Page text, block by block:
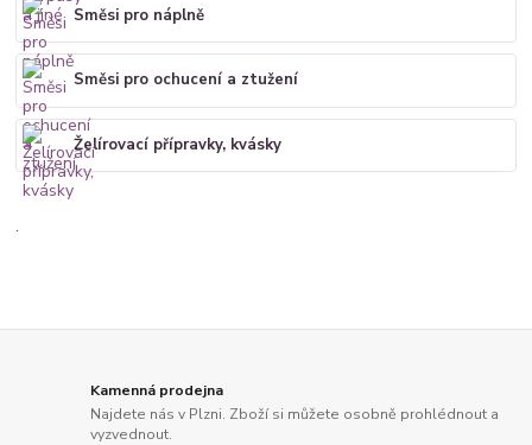
Směsi pro náplně
Směsi pro ochucení a ztužení
Želírovací přípravky, kvásky
.
Kamenná prodejna
Najdete nás v Plzni. Zboží si můžete osobně prohlédnout a
vyzvednout.